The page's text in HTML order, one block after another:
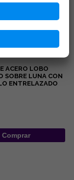
ACERO LOBO
SOBRE LUNA CON
ENTRELAZADO
Comprar